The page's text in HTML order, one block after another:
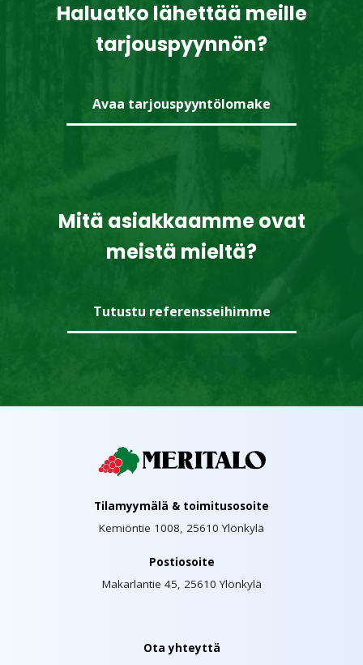
Haluatko lähettää meille
tarjouspyynnön?
Avaa tarjouspyyntölomake
Mitä asiakkaamme ovat
meistä mieltä?
Tutustu referensseihimme
Tilamyymälä & toimitusosoite
Kemiöntie 1008, 25610 Ylönkylä
Postiosoite
Makarlantie 45, 25610 Ylönkylä
Ota yhteyttä